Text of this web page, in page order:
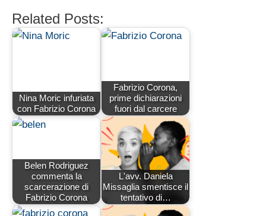
Related Posts:
Nina Moric infuriata
con Fabrizio Corona
Fabrizio Corona,
prime dichiarazioni
fuori dal carcere
Belen Rodriguez
commenta la
scarcerazione di
Fabrizio Corona
L'avv. Daniela
Missaglia smentisce il
tentativo di…